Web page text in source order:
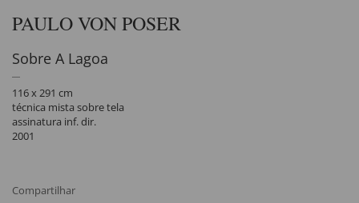
PAULO VON POSER
Sobre A Lagoa
116 x 291 cm
técnica mista sobre tela
assinatura inf. dir.
2001
Compartilhar